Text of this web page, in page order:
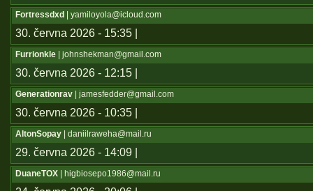
Fortressdxd | yamiloyola@icloud.com
30. června 2026 - 15:35 |
Furrionkle | johnshekman@gmail.com
30. června 2026 - 12:15 |
Generationrav | jamesfedder@gmail.com
30. června 2026 - 10:35 |
AltonSopay | daniilraweha@mail.ru
29. června 2026 - 14:09 |
DuaneTOX | higbiosepo1986@mail.ru